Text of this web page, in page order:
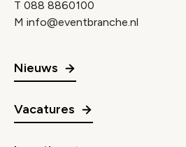
T 088 8860100
M info@eventbranche.nl
Nieuws
Vacatures